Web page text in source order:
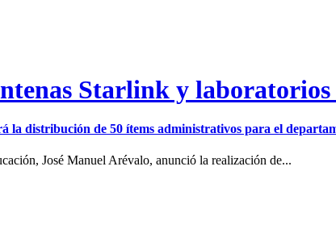
Starlink y
la distribución de 50 ítems administrativos para el
José Manuel Arévalo, anunció la realización de...